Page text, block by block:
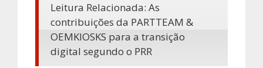
Leitura Relacionada: As
contribuições da PARTTEAM &
OEMKIOSKS para a transição
digital segundo o PRR